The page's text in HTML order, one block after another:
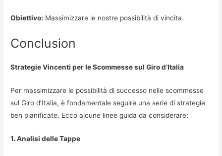
Obiettivo: Massimizzare le nostre possibilità di vincita.
Conclusion
Strategie Vincenti per le Scommesse sul Giro d’Italia
Per massimizzare le possibilità di successo nelle scommesse
sul Giro d’Italia, è fondamentale seguire una serie di strategie
ben pianificate. Ecco alcune linee guida da considerare:
1. Analisi delle Tappe